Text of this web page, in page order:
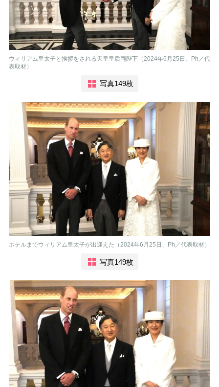
ウィリアム皇太子と挨拶をされる天皇皇后両陛下（2024年6月25日、Ph／代
表取材）
写真149枚
ホテルまでウィリアム皇太子が出迎えた（2024年6月25日、Ph／代表取材）
写真149枚